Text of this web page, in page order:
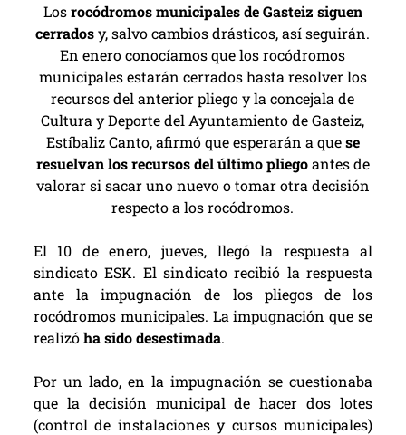
Losrocódromos municipales de Gasteiz siguen
cerradosy, salvo cambios drásticos, así seguirán.
En enero conocíamos que los rocódromos
municipales estarán cerrados hasta resolver los
recursos del anterior pliego y la concejala de
Cultura y Deporte del Ayuntamiento de Gasteiz,
Estíbaliz Canto, afirmó que esperarán a quese
resuelvan los recursos del último pliegoantes de
valorar si sacar uno nuevo o tomar otra decisión
respecto a los rocódromos.
El 10 de enero, jueves, llegó la respuesta al
sindicato ESK. El sindicato recibió la respuesta
ante la impugnación de los pliegos de los
rocódromos municipales. La impugnación que se
realizóha sido desestimada.
Por un lado, en la impugnación se cuestionaba
que la decisión municipal de hacer dos lotes
(control de instalaciones y cursos municipales)